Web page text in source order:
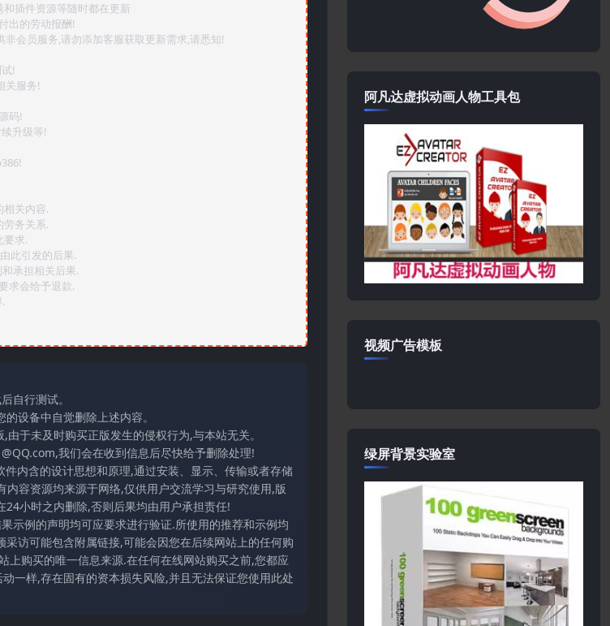
插件资源等随时都在更新
出的劳动报酬!
会员服务,请勿添加客服获取更新需求,请悉知!
!
关服务!
码!
升级等!
关内容.
务关系.
要求.
此引发的后果.
承担相关后果.
求会给予退款.
自行测试。
设备中自觉删除上述内容。
于未及时购买正版发生的侵权行为,与本站无关。
我们会在收到信息后尽快给予删除处理!
内含的设计思想和原理,通过安装、显示、传输或者存储
容资源均来源于网络,仅供用户交流学习与研究使用,版
小时之内删除,否则后果均由用户承担责任!
示例的声明均可应要求进行验证.所使用的推荐和示例均
访可能包含附属链接,可能会因您在后续网站上的任何购
购买的唯一信息来源.在任何在线网站购买之前,您都应
一样,存在固有的资本损失风险,并且无法保证您使用此处
阿凡达虚拟动画人物工具包
视频广告模板
绿屏背景实验室